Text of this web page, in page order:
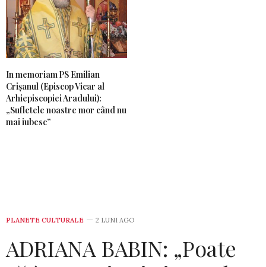
In memoriam PS Emilian
Crișanul (Episcop Vicar al
Arhiepiscopiei Aradului):
„Sufletele noastre mor când nu
mai iubesc”
PLANETE CULTURALE 2 LUNI AGO
ADRIANA BABIN: „Poate